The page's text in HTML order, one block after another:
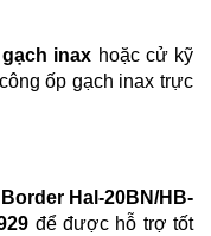
inax hoặc cử kỹ
ốp gạch inax trực
Hal-20BN/HB-
để được hỗ trợ tốt